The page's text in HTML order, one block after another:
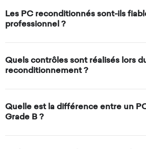
Les PC reconditionnés sont-ils
professionnel ?
Quels contrôles sont réalisés lors
reconditionnement ?
Quelle est la différence entre un
Grade B ?